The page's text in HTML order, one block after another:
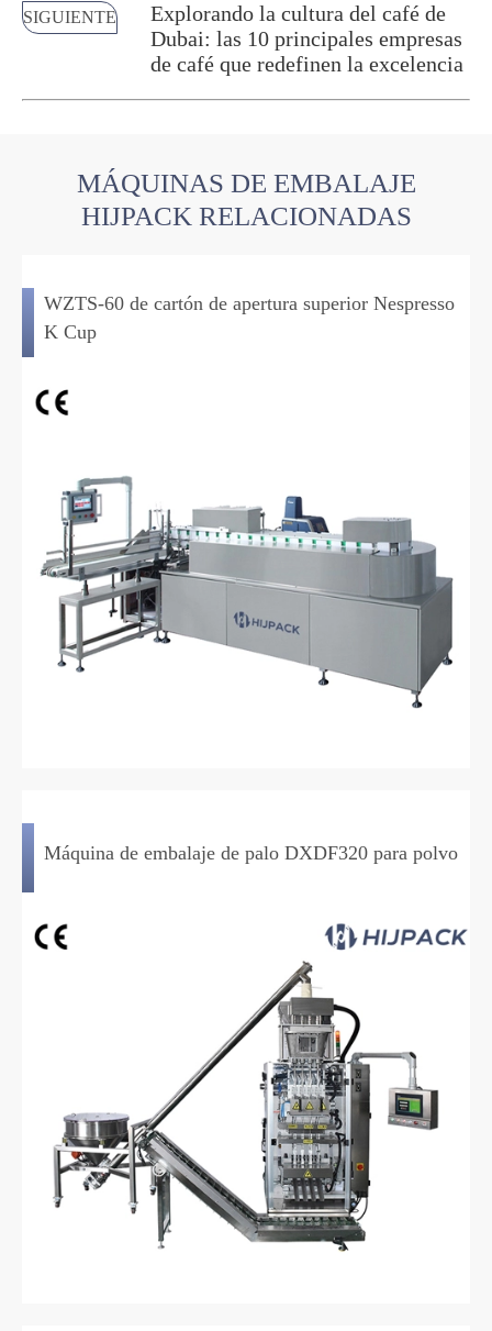
SIGUIENTE
Explorando la cultura del café de
Dubai: las 10 principales empresas
de café que redefinen la excelencia
MÁQUINAS DE EMBALAJE
HIJPACK RELACIONADAS
WZTS-60 de cartón de apertura superior Nespresso
K Cup
Máquina de embalaje de palo DXDF320 para polvo